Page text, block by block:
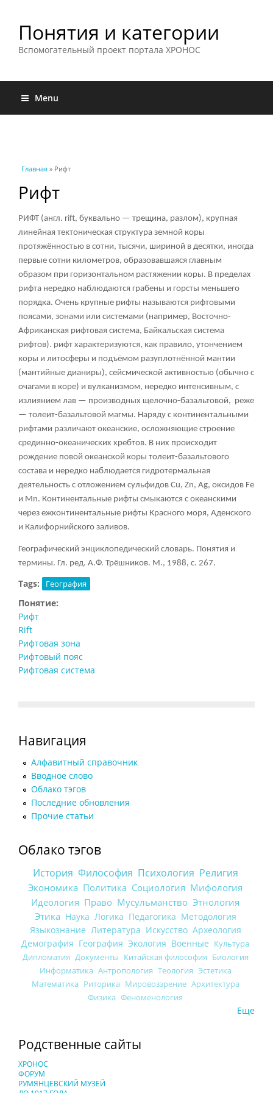
Понятия и категории
Вспомогательный проект портала ХРОНОС
Menu
Вы здесь
Главная » Рифт
Рифт
РИФТ (англ. rift, буквально — трещина, разлом), крупная
линейная тектоническая структура земной коры
протяжённостью в сотни, тысячи, шириной в десятки, иногда
первые сотни километров, образовавшаяся главным
образом при горизонтальном растяжении коры. В пределах
рифта нередко наблюдаются грабены и горсты меньшего
порядка. Очень крупные рифты называются рифтовыми
поясами, зонами или системами (например, Восточно-
Африканская рифтовая система, Байкальская система
рифтов). рифт характеризуются, как правило, утончением
коры и литосферы и подъёмом разуплотнённой мантии
(мантийные дианиры), сейсмической активностью (обычно с
очагами в коре) и вулканизмом, нередко интенсивным, с
излиянием лав — производных щелочно-базальтовой, реже
— толеит-базальтовой магмы. Наряду с континентальными
рифтами различают океанские, осложняющие строение
срединно-океанических хребтов. В них происходит
рождение повой океанской коры толеит-базальтового
состава и нередко наблюдается гидротермальная
деятельность с отложением сульфидов Cu, Zn, Ag, оксидов Fe
и Mn. Континентальные рифты смыкаются с океанскими
через ежконтинентальные рифты Красного моря, Аденского
и Калифорнийского заливов.
Географический энциклопедический словарь. Понятия и
термины. Гл. ред. А.Ф. Трёшников. М., 1988, с. 267.
Tags: География
Понятие:
Рифт
Rift
Рифтовая зона
Рифтовый пояс
Рифтовая система
Навигация
Алфавитный справочник
Вводное слово
Облако тэгов
Последние обновления
Прочие статьи
Облако тэгов
История Философия Психология Религия
Экономика Политика Социология Мифология
Идеология Право Мусульманство Этнология
Этика Наука Логика Педагогика Методология
Языкознание Литература Искусство Археология
Демография География Экология Военные Культура
Дипломатия Документы Китайская философия Биология
Информатика Антропология Теология Эстетика
Математика Риторика Мировоззрение Архитектура
Физика Феноменология
Еще
Родственные сайты
ХРОНОС
ФОРУМ
РУМЯНЦЕВСКИЙ МУЗЕЙ